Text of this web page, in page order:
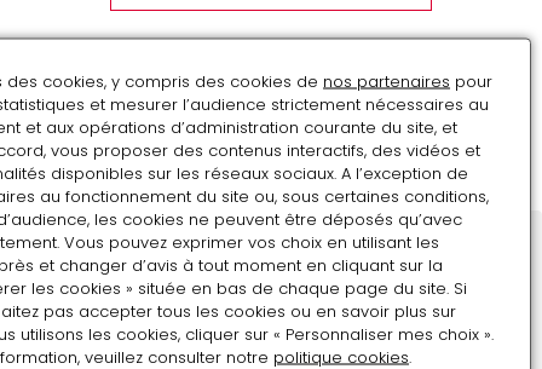
enfant
Autres collections
Objets d'art
Découvrir toutes les collections
Restons en contact
Inscrivez-vous !
Adresse e-mail
des cookies, y compris des cookies de nos partenaires pour
et mesurer l’audience strictement nécessaires au
et aux opérations d’administration courante du site, et
vous proposer des contenus interactifs, des vidéos et
disponibles sur les réseaux sociaux. A l’exception de
au fonctionnement du site ou, sous certaines conditions,
les cookies ne peuvent être déposés qu’avec
Vous pouvez exprimer vos choix en utilisant les
et changer d’avis à tout moment en cliquant sur la
les cookies » située en bas de chaque page du site. Si
pas accepter tous les cookies ou en savoir plus sur
utilisons les cookies, cliquer sur « Personnaliser mes choix ».
veuillez consulter notre politique cookies.